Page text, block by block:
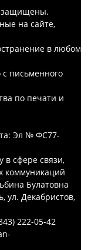
защищены.
на сайте,
в любом
письменного
по печати и
Эл № ФС77-
в сфере связи,
коммуникаций
Булатовна
ул. Декабристов,
222-05-42